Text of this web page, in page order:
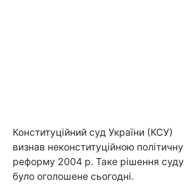
Конституційний суд України (КСУ)
визнав неконституційною політичну
реформу 2004 р. Таке рішення суду
було оголошене сьогодні.